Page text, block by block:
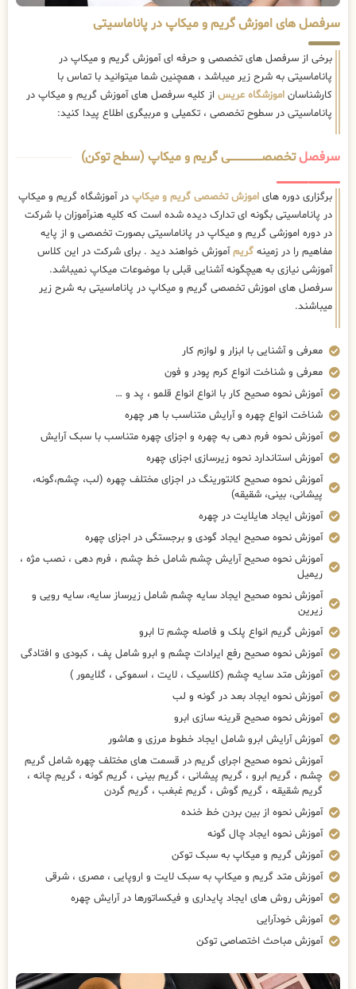
سرفصل های اموزش گریم و میکاپ در پاناماسیتی
برخی از سرفصل های تخصصی و حرفه ای آموزش گریم و میکاپ در
پاناماسیتی به شرح زیر میباشد ، همچنین شما میتوانید با تماس با
کارشناسان اموزشگاه عریس از کلیه سرفصل های آموزش گریم و میکاپ در
پاناماسیتی در سطوح تخصصی ، تکمیلی و مربیگری اطلاع پیدا کنید:
سرفصلتخصصــــــــــــــــــــی گریم و میکاپ (سطح توکن)
برگزاری دوره های اموزش تخصصی گریم و میکاپ در آموزشگاه گریم و میکاپ
در پاناماسیتی بگونه ای تدارک دیده شده است که کلیه هنرآموزان با شرکت
در دوره اموزشی گریم و میکاپ در پاناماسیتی بصورت تخصصی و از پایه
مفاهیم را در زمینه گریمآموزش خواهند دید . برای شرکت در این کلاس
آموزشی نیازی به هیچگونه آشنایی قبلی با موضوعات میکاپ نمیباشد.
سرفصل های اموزش تخصصی گریم و میکاپ در پاناماسیتی به شرح زیر
میباشند.
معرفی و آشنایی با ابزار و لوازم کار
معرفی و شناخت انواع کرم پودر و فون
آموزش نحوه صحیح کار با انواع انواع قلمو ، پد و …
شناخت انواع چهره و آرایش متناسب با هر چهره
آموزش نحوه فرم دهی به چهره و اجزای چهره متناسب با سبک آرایش
آموزش استاندارد نحوه زیرسازی اجزای چهره
آموزش نحوه صحیح کانتورینگ در اجزای مختلف چهره (لب، چشم،گونه،
پیشانی، بینی، شقیقه)
آموزش ایجاد هایلایت در چهره
آموزش نحوه صحیح ایجاد گودی و برجستگی در اجزای چهره
آموزش نحوه صحیح آرایش چشم شامل خط چشم ، فرم دهی ، نصب مژه ،
ریمیل
آموزش نحوه صحیح ایجاد سایه چشم شامل زیرساز سایه، سایه رویی و
زیرین
آموزش گریم انواع پلک و فاصله چشم تا ابرو
آموزش نحوه صحیح رفع ایرادات چشم و ابرو شامل پف ، کبودی و افتادگی
آموزش متد سایه چشم (کلاسیک ، لایت ، اسموکی ، گلایمور )
آموزش نحوه ایجاد بعد در گونه و لب
آموزش نحوه صحیح قرینه سازی ابرو
آموزش آرایش ابرو شامل ایجاد خطوط مرزی و هاشور
آموزش نحوه صحیح اجرای گریم در قسمت های مختلف چهره شامل گریم
چشم ، گریم ابرو ، گریم پیشانی ، گریم بینی ، گریم گونه ، گریم چانه ،
گریم شقیقه ، گریم گوش ، گریم غبغب ، گریم گردن
آموزش نحوه از بین بردن خط خنده
آموزش نحوه ایجاد چال گونه
آموزش گریم و میکاپ به سبک توکن
آموزش متد گریم و میکاپ به سبک لایت و اروپایی ، مصری ، شرقی
آموزش روش های ایجاد پایداری و فیکساتورها در آرایش چهره
آموزش خودآرایی
آموزش مباحث اختصاصی توکن